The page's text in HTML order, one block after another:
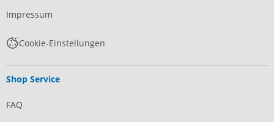
Impressum
Cookie-Einstellungen
Shop Service
FAQ